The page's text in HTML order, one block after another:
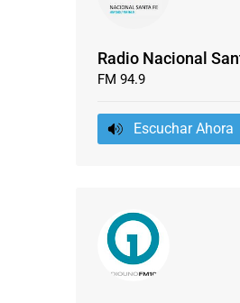
Radio Nacional
FM 94.9
Escuchar Ahora